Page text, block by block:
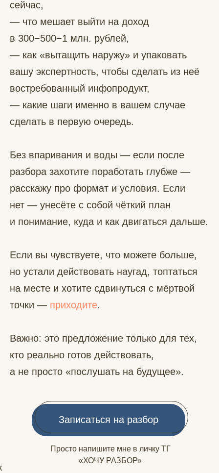
сейчас,
— что мешает выйти на доход
в 300−500−1 млн. рублей,
— как «вытащить наружу» и упаковать
вашу экспертность, чтобы сделать из неё
востребованный инфопродукт,
— какие шаги именно в вашем случае
сделать в первую очередь.
Без впаривания и воды — если после
разбора захотите поработать глубже —
расскажу про формат и условия. Если
нет — унесёте с собой чёткий план
и понимание, куда и как двигаться дальше.
Если вы чувствуете, что можете больше,
но устали действовать наугад, топтаться
на месте и хотите сдвинуться с мёртвой
точки — приходите.
Важно: это предложение только для тех,
кто реально готов действовать,
а не просто «послушать на будущее».
Записаться на разбор
Просто напишите мне в личку ТГ
«ХОЧУ РАЗБОР»